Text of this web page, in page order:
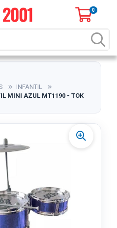
0
INFANTIL
MINI AZUL MT1190 - TOK